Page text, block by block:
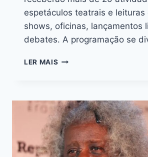
espetáculos teatrais e leituras
shows, oficinas, lançamentos
debates. A programação se
LER MAIS